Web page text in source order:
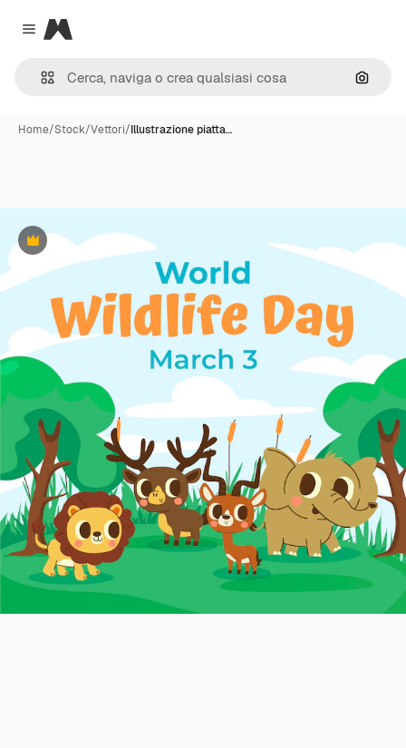
Close menu
Magnific
Cerca
Home/Stock/Vettori/Illustrazione piatta…
Premium